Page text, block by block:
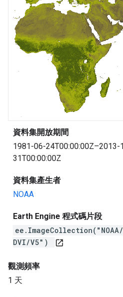
資料集開放期間
1981-06-24T00:00:00Z–2013-
31T00:00:00Z
資料集產生者
NOAA
Earth Engine 程式碼片段
ee.ImageCollection("NOAA/
DVI/V5")
open_in_new
觀測頻率
1 天